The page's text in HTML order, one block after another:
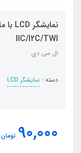
IIC/I2C/TWI
ال سی دی
دسته : نمایشگر LCD
90,000 تومان